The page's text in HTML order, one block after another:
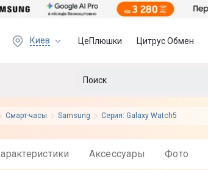
Киев ЦеПлюшки Цитрус Обмен
Смарт-часы Samsung Серия: Galaxy Watch5
Характеристики Аксессуары Фото